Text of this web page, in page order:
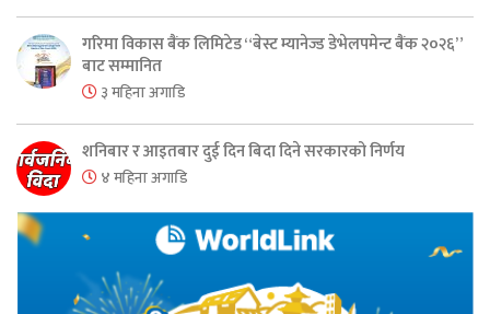
गरिमा विकास बैंक लिमिटेड “बेस्ट म्यानेज्ड डेभेलपमेन्ट बैंक २०२६”
बाट सम्मानित
३ महिना अगाडि
शनिबार र आइतबार दुई दिन बिदा दिने सरकारको निर्णय
४ महिना अगाडि